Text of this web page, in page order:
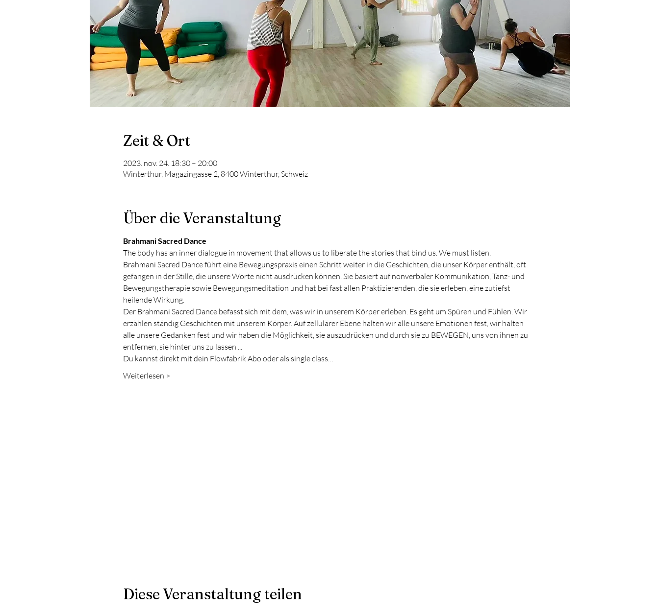
Zeit & Ort
2023. nov. 24. 18:30 – 20:00
Winterthur, Magazingasse 2, 8400 Winterthur, Schweiz
Über die Veranstaltung
Brahmani Sacred Dance
The body has an inner dialogue in movement that allows us to liberate the stories that bind us. We must listen.
Brahmani Sacred Dance führt eine Bewegungspraxis einen Schritt weiter in die Geschichten, die unser Körper enthält, oft
gefangen in der Stille, die unsere Worte nicht ausdrücken können. Sie basiert auf nonverbaler Kommunikation, Tanz- und
Bewegungstherapie sowie Bewegungsmeditation und hat bei fast allen Praktizierenden, die sie erleben, eine zutiefst
heilende Wirkung.
Der Brahmani Sacred Dance befasst sich mit dem, was wir in unserem Körper erleben. Es geht um Spüren und Fühlen. Wir
erzählen ständig Geschichten mit unserem Körper. Auf zellulärer Ebene halten wir alle unsere Emotionen fest, wir halten
alle unsere Gedanken fest und wir haben die Möglichkeit, sie auszudrücken und durch sie zu BEWEGEN, uns von ihnen zu
entfernen, sie hinter uns zu lassen ...
Du kannst direkt mit dein Flowfabrik Abo oder als single class…
Weiterlesen >
Diese Veranstaltung teilen